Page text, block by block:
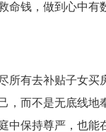
命钱，做到心中有
所有去补贴子女
，而不是无底线
保持尊严，也能